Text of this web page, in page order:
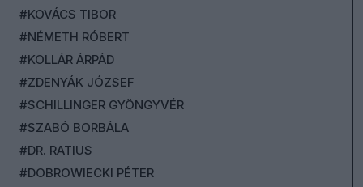
#KOVÁCS TIBOR
#NÉMETH RÓBERT
#KOLLÁR ÁRPÁD
#ZDENYÁK JÓZSEF
#SCHILLINGER GYÖNGYVÉR
#SZABÓ BORBÁLA
#DR. RATIUS
#DOBROWIECKI PÉTER